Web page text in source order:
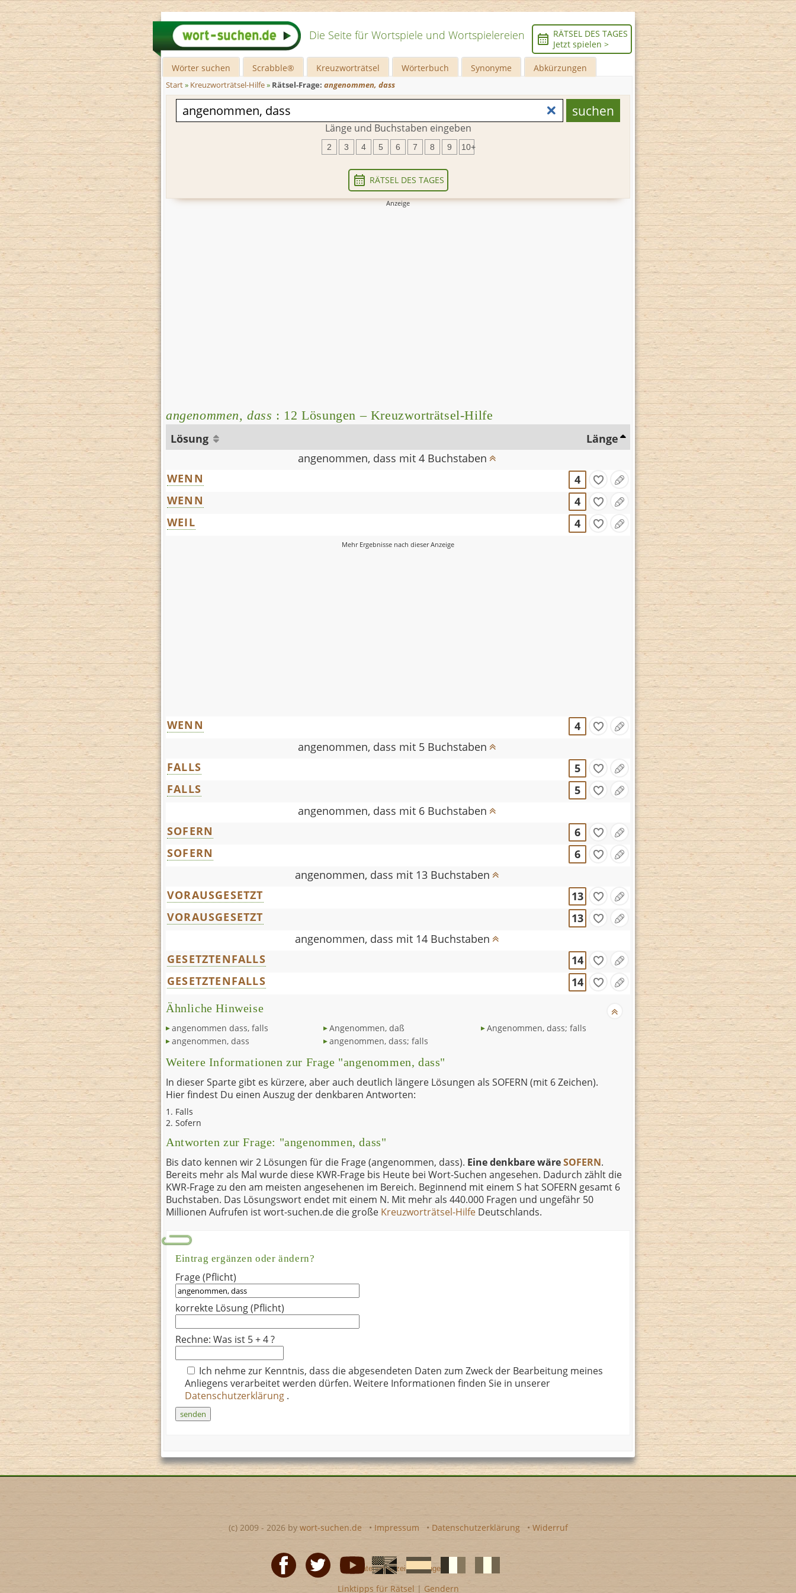
Die Seite für Wortspiele und Wortspielereien
RÄTSEL DES TAGES
Jetzt spielen >
Wörter suchen Scrabble® Kreuzworträtsel Wörterbuch Synonyme Abkürzungen
Start» Kreuzworträtsel-Hilfe» Rätsel-Frage: angenommen, dass
Länge und Buchstaben eingeben
2 3 4 5 6 7 8 9 10+
RÄTSEL DES TAGES
angenommen, dass : 12 Lösungen – Kreuzworträtsel-Hilfe
Lösung
Länge
angenommen, dass mit 4 Buchstaben
WENN
4
WENN
4
WEIL
4
WENN
4
angenommen, dass mit 5 Buchstaben
FALLS
5
FALLS
5
angenommen, dass mit 6 Buchstaben
SOFERN
6
SOFERN
6
angenommen, dass mit 13 Buchstaben
VORAUSGESETZT
13
VORAUSGESETZT
13
angenommen, dass mit 14 Buchstaben
GESETZTENFALLS
14
GESETZTENFALLS
14
Ähnliche Hinweise
angenommen dass, falls
angenommen, dass
Angenommen, daß
angenommen, dass; falls
Angenommen, dass; falls
Weitere Informationen zur Frage "angenommen, dass"
In dieser Sparte gibt es kürzere, aber auch deutlich längere Lösungen als SOFERN (mit 6 Zeichen).
Hier findest Du einen Auszug der denkbaren Antworten:
Falls
Sofern
Antworten zur Frage: "angenommen, dass"
Bis dato kennen wir 2 Lösungen für die Frage (angenommen, dass). Eine denkbare wäreSOFERN.
Bereits mehr als Mal wurde diese KWR-Frage bis Heute bei Wort-Suchen angesehen. Dadurch zählt die
KWR-Frage zu den am meisten angesehenen im Bereich. Beginnend mit einem S hat SOFERN gesamt 6
Buchstaben. Das Lösungswort endet mit einem N. Mit mehr als 440.000 Fragen und ungefähr 50
Millionen Aufrufen ist wort-suchen.de die große Kreuzworträtsel-Hilfe Deutschlands.
Eintrag ergänzen oder ändern?
Frage (Pflicht)
korrekte Lösung (Pflicht)
Rechne: Was ist 5 + 4 ?
Ich nehme zur Kenntnis, dass die abgesendeten Daten zum Zweck der Bearbeitung meines
Anliegens verarbeitet werden dürfen. Weitere Informationen finden Sie in unserer
Datenschutzerklärung .
(c) 2009 - 2026 by wort-suchen.de • Impressum • Datenschutzerklärung • Widerruf
• Datenschutzeinstellungen
Linktipps für Rätsel | Gendern